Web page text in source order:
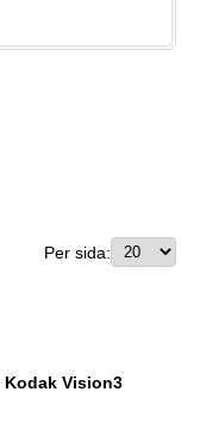
Per sida:
Kodak Vision3